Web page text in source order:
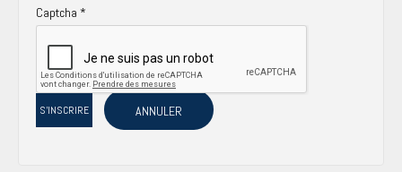
Captcha *
S'INSCRIRE ANNULER